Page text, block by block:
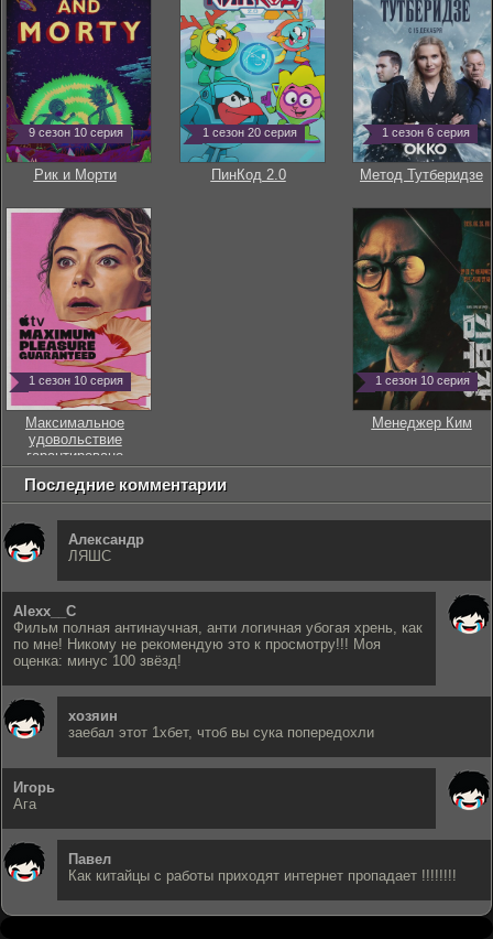
9 сезон 10 серия
Рик и Морти
1 сезон 20 серия
ПинКод 2.0
1 сезон 6 серия
Метод Тутберидзе
1 сезон 10 серия
Максимальное
удовольствие
гарантировано
1 сезон 10 серия
Менеджер Ким
Последние комментарии
Александр
ЛЯШС
Alexx__C
Фильм полная антинаучная, анти логичная убогая хрень, как
по мне! Никому не рекомендую это к просмотру!!! Моя
оценка: минус 100 звёзд!
хозяин
заебал этот 1хбет, чтоб вы сука попередохли
Игорь
Ага
Павел
Как китайцы с работы приходят интернет пропадает !!!!!!!!